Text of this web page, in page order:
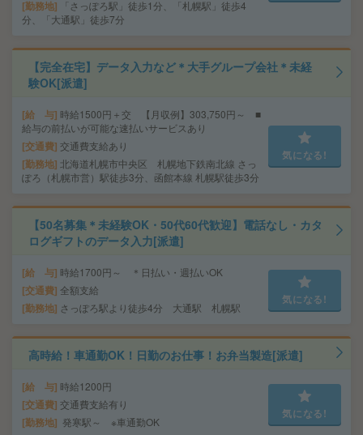
勤務地
「さっぽろ駅」徒歩1分、「札幌駅」徒歩4
分、「大通駅」徒歩7分
【完全在宅】データ入力など＊大手グループ会社＊未経
験OK[派遣]
給 与 時給1500円＋交 【月収例】303,750円～ ■
給与の前払いが可能な速払いサービスあり
交通費 交通費支給あり
勤務地 北海道札幌市中央区 札幌地下鉄南北線 さっ
ぽろ（札幌市営）駅徒歩3分、函館本線 札幌駅徒歩3分
気になる!
【50名募集＊未経験OK・50代60代歓迎】電話なし・カタ
ログギフトのデータ入力[派遣]
給 与 時給1700円～ ＊日払い・週払いOK
交通費 全額支給
勤務地 さっぽろ駅より徒歩4分 大通駅 札幌駅
気になる!
高時給！車通勤OK！日勤のお仕事！お弁当製造[派遣]
給 与 時給1200円
交通費 交通費支給有り
勤務地 発寒駅～ ※車通勤OK
気になる!